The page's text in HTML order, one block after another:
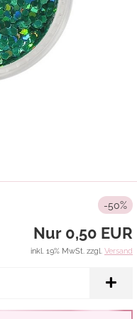
-50%
Nur 0,50 EUR
inkl. 19% MwSt. zzgl. Versand